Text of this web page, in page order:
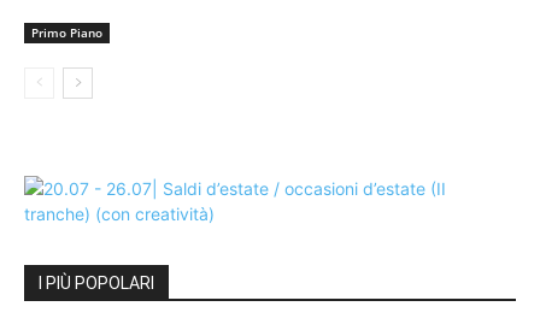
Primo Piano
I PIÙ POPOLARI